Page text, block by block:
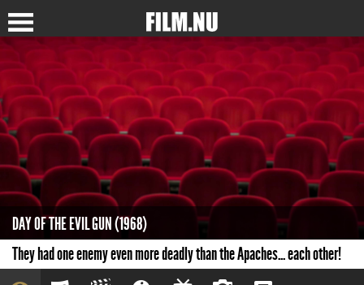
DAY OF THE EVIL GUN (1968)
They had one enemy even more deadly than the Apaches... each other!